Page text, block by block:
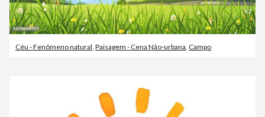
Céu - Fenômeno natural, Paisagem - Cena Não-urbana, Campo